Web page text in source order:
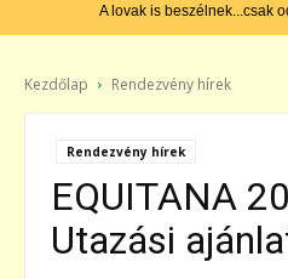
A lovak is beszélnek...csak
Kezdőlap Rendezvény hírek
Rendezvény hírek
EQUITANA
Utazási